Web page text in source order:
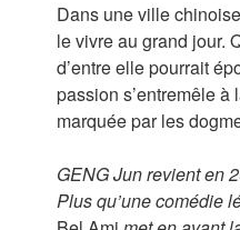
Dans une ville
le vivre au grand jour.
d’entre elle pourrait
passion s’entremêle
marquée par les
GENG Jun revient en
Plus qu’une comédie